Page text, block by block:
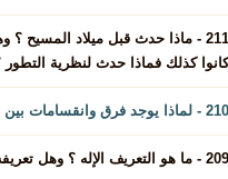
211 - ماذا حدث قبل ميلاد المسيح
كانوا كذلك فماذا حدث لنظرية التطور
210 - لماذا يوجد فرق وانقسامات بين المسلمين ؟
209 - ما هو التعريف الإله ؟ وهل تعريفه مرتبطٌ بالعلم الحديث ؟